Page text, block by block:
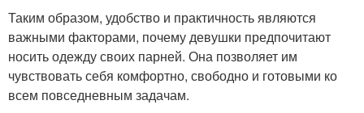
Таким образом, удобство и практичность являются
важными факторами, почему девушки предпочитают
носить одежду своих парней. Она позволяет им
чувствовать себя комфортно, свободно и готовыми ко
всем повседневным задачам.